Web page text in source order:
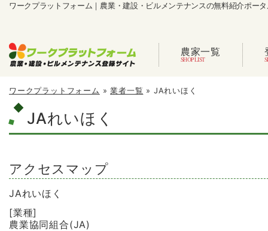
ワークプラットフォーム｜農業・建設・ビルメンテナンスの無料紹介ポー
農家一覧
ワークプラットフォーム »業者一覧 » JAれいほく
JAれいほく
アクセスマップ
JAれいほく
[業種]
農業協同組合(JA)